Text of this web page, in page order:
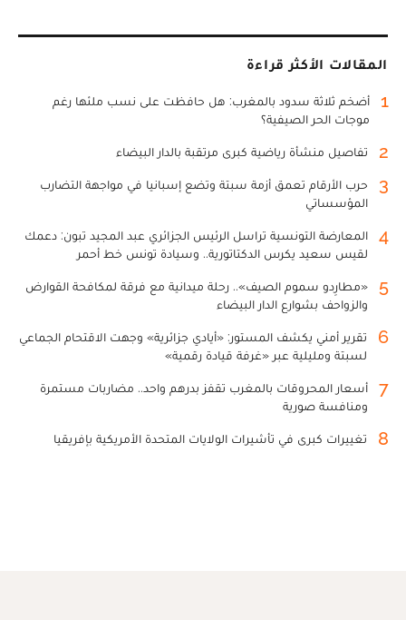
المقالات الأكثر قراءة
1
أضخم ثلاثة سدود بالمغرب: هل حافظت على نسب ملئها رغم
موجات الحر الصيفية؟
2 تفاصيل منشأة رياضية كبرى مرتقبة بالدار البيضاء
3
حرب الأرقام تعمق أزمة سبتة وتضع إسبانيا في مواجهة التضارب
المؤسساتي
4
المعارضة التونسية تراسل الرئيس الجزائري عبد المجيد تبون: دعمك
لقيس سعيد يكرس الدكتاتورية.. وسيادة تونس خط أحمر
5
«مطارِدو سموم الصيف».. رحلة ميدانية مع فرقة لمكافحة القوارض
والزواحف بشوارع الدار البيضاء
6
تقرير أمني يكشف المستور: «أيادي جزائرية» وجهت الاقتحام الجماعي
لسبتة ومليلية عبر «غرفة قيادة رقمية»
7
أسعار المحروقات بالمغرب تقفز بدرهم واحد.. مضاربات مستمرة
ومنافسة صورية
8 تغييرات كبرى في تأشيرات الولايات المتحدة الأمريكية بإفريقيا